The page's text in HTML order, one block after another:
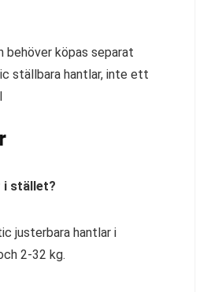
behöver köpas separat
ställbara hantlar, inte ett
i stället?
justerbara hantlar i
2-32 kg.